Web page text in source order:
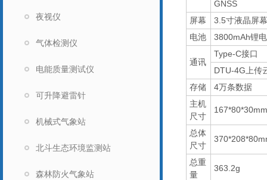
夜视仪
气体检测仪
电能质量测试仪
可升降避雷针
机械式气象站
北斗生态环境监测站
森林防火气象站
GNSS
屏幕
3.5寸液晶屏幕
电池
3800mAh锂
通讯
Type-C接口
DTU-4G上传
存储
4万条数据
主机
尺寸
167*80*30mm
总体
尺寸
总重
量
363.2g